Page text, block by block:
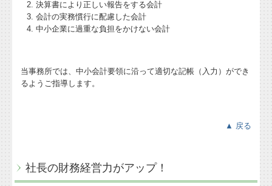
経営革新等支援機関とは
お問合せ
決算書により正しい報告をする会計
会計の実務慣行に配慮した会計
中小企業に過重な負担をかけない会計
当事務所では、中小会計要領に沿って適切な記帳（入力）ができ
るようご指導します。
▲ 戻る
社長の財務経営力がアップ！